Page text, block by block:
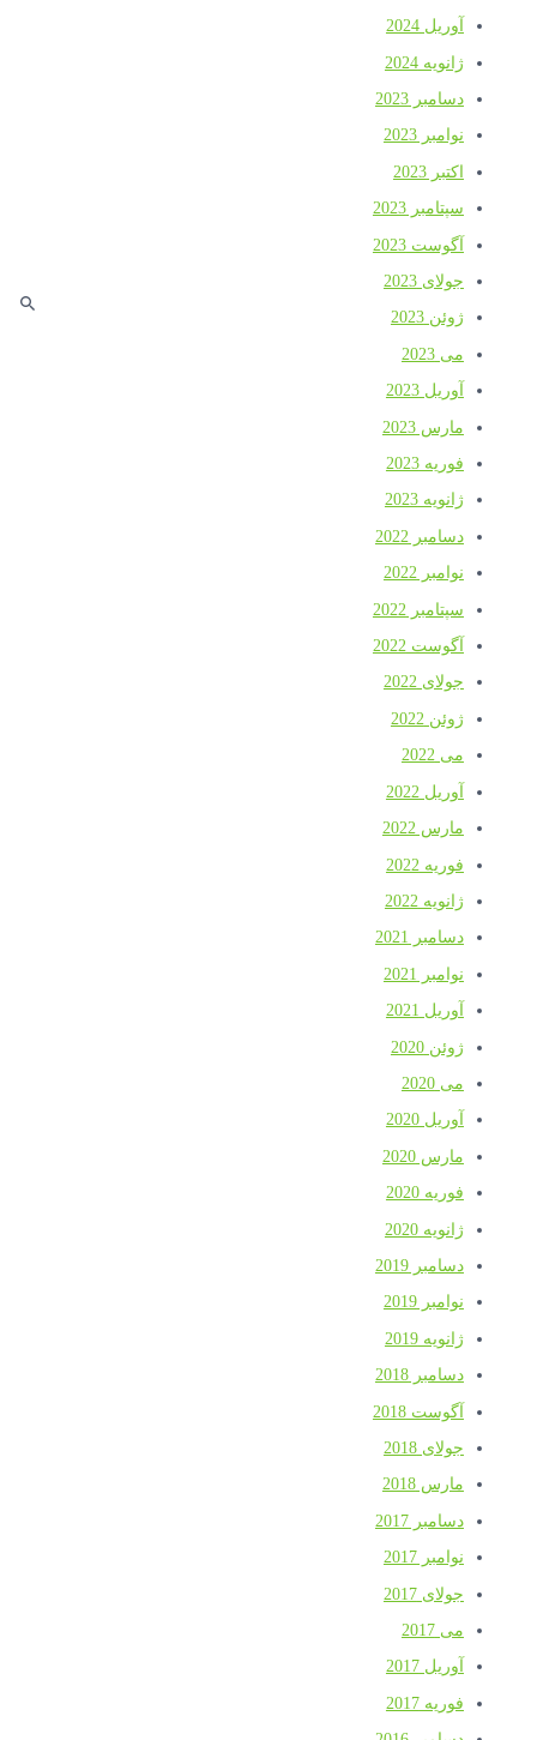
آوریل 2024
ژانویه 2024
دسامبر 2023
نوامبر 2023
اکتبر 2023
سپتامبر 2023
آگوست 2023
جولای 2023
ژوئن 2023
می 2023
آوریل 2023
مارس 2023
فوریه 2023
ژانویه 2023
دسامبر 2022
نوامبر 2022
سپتامبر 2022
آگوست 2022
جولای 2022
ژوئن 2022
می 2022
آوریل 2022
مارس 2022
فوریه 2022
ژانویه 2022
دسامبر 2021
نوامبر 2021
آوریل 2021
ژوئن 2020
می 2020
آوریل 2020
مارس 2020
فوریه 2020
ژانویه 2020
دسامبر 2019
نوامبر 2019
ژانویه 2019
دسامبر 2018
آگوست 2018
جولای 2018
مارس 2018
دسامبر 2017
نوامبر 2017
جولای 2017
می 2017
آوریل 2017
فوریه 2017